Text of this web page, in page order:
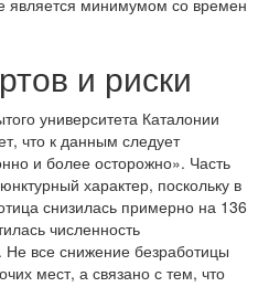
является минимумом со времен
и риски
университета Каталонии
что к данным следует
и более осторожно». Часть
характер, поскольку в
снизилась примерно на 136
численность
Не все снижение безработицы
мест, а связано с тем, что